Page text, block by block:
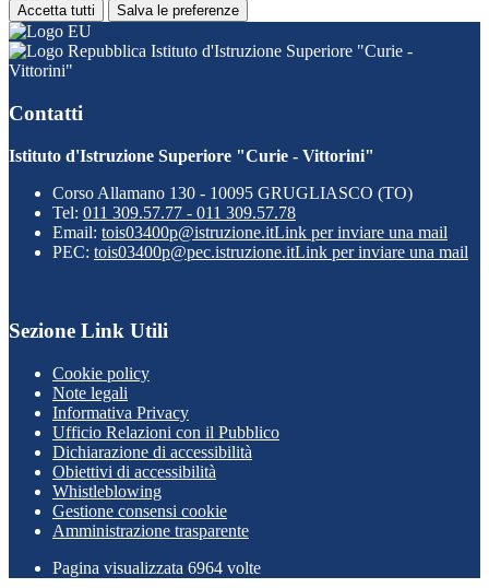
Accetta tutti Salva le preferenze
Istituto d'Istruzione Superiore "Curie -
Vittorini"
Contatti
Istituto d'Istruzione Superiore "Curie - Vittorini"
Corso Allamano 130 - 10095 GRUGLIASCO (TO)
Tel: 011 309.57.77 - 011 309.57.78
Email: tois03400p@istruzione.itLink per inviare una mail
PEC: tois03400p@pec.istruzione.itLink per inviare una mail
Sezione Link Utili
Cookie policy
Note legali
Informativa Privacy
Ufficio Relazioni con il Pubblico
Dichiarazione di accessibilità
Obiettivi di accessibilità
Whistleblowing
Gestione consensi cookie
Amministrazione trasparente
Pagina visualizzata 6964 volte